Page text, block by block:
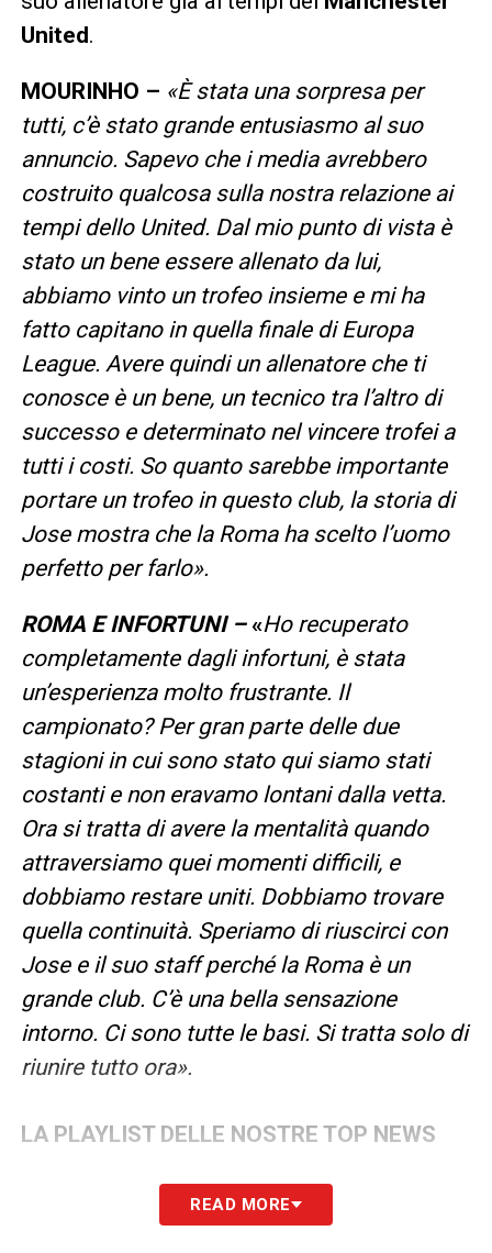
United.
MOURINHO – «Èstata una sorpresa per
tutti, c’è stato grande entusiasmo al suo
annuncio. Sapevo che i media avrebbero
costruito qualcosa sulla nostra relazione ai
tempi dello United. Dal mio punto di vista è
stato un bene essere allenato da lui,
abbiamo vinto un trofeo insieme e mi ha
fatto capitano in quella finale di Europa
League. Avere quindi un allenatore che ti
conosce è un bene, un tecnico tra l’altro di
successo e determinato nel vincere trofei a
tutti i costi. So quanto sarebbe importante
portare un trofeo in questo club, la storia di
Jose mostra che la Roma ha scelto l’uomo
perfetto per farlo».
ROMA E INFORTUNI –«Ho recuperato
completamente dagli infortuni, è stata
un’esperienza molto frustrante. Il
campionato? Per gran parte delle due
stagioni in cui sono stato qui siamo stati
costanti e non eravamo lontani dalla vetta.
Ora si tratta di avere la mentalità quando
attraversiamo quei momenti difficili, e
dobbiamo restare uniti. Dobbiamo trovare
quella continuità. Speriamo di riuscirci con
Jose e il suo staff perché la Roma è un
grande club. C’è una bella sensazione
intorno. Ci sono tutte le basi. Si tratta solo di
riunire tutto ora».
LA PLAYLIST DELLE NOSTRE TOP NEWS
READ MORE